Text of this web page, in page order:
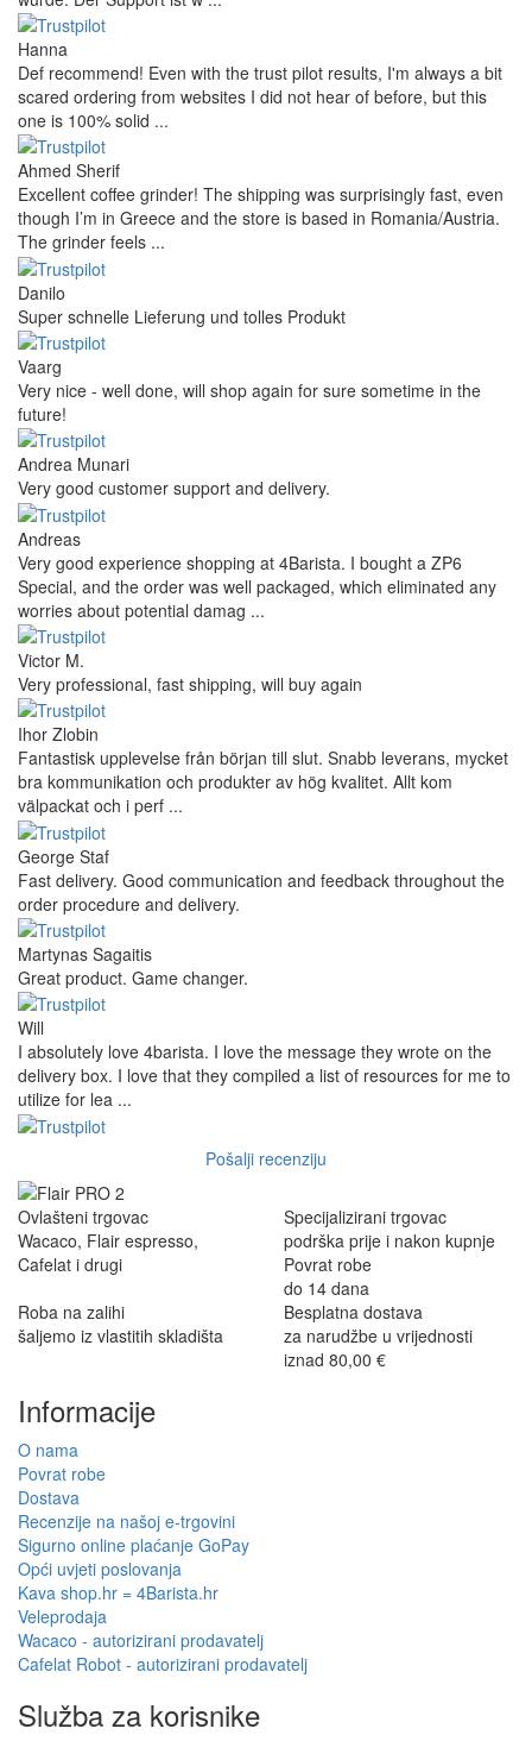
Hanna
Def recommend! Even with the trust pilot results, I'm always a bit
scared ordering from websites I did not hear of before, but this
one is 100% solid ...
Ahmed Sherif
Excellent coffee grinder! The shipping was surprisingly fast, even
though I’m in Greece and the store is based in Romania/Austria.
The grinder feels ...
Danilo
Super schnelle Lieferung und tolles Produkt
Vaarg
Very nice - well done, will shop again for sure sometime in the
future!
Andrea Munari
Very good customer support and delivery.
Andreas
Very good experience shopping at 4Barista. I bought a ZP6
Special, and the order was well packaged, which eliminated any
worries about potential damag ...
Victor M.
Very professional, fast shipping, will buy again
Ihor Zlobin
Fantastisk upplevelse från början till slut. Snabb leverans, mycket
bra kommunikation och produkter av hög kvalitet. Allt kom
välpackat och i perf ...
George Staf
Fast delivery. Good communication and feedback throughout the
order procedure and delivery.
Martynas Sagaitis
Great product. Game changer.
Will
I absolutely love 4barista. I love the message they wrote on the
delivery box. I love that they compiled a list of resources for me to
utilize for lea ...
Pošalji recenziju
Ovlašteni trgovac
Wacaco, Flair espresso,
Cafelat i drugi
Specijalizirani trgovac
podrška prije i nakon kupnje
Povrat robe
do 14 dana
Roba na zalihi
šaljemo iz vlastitih skladišta
Besplatna dostava
za narudžbe u vrijednosti
iznad 80,00 €
Informacije
O nama
Povrat robe
Dostava
Recenzije na našoj e-trgovini
Sigurno online plaćanje GoPay
Opći uvjeti poslovanja
Kava shop.hr = 4Barista.hr
Veleprodaja
Wacaco - autorizirani prodavatelj
Cafelat Robot - autorizirani prodavatelj
Služba za korisnike